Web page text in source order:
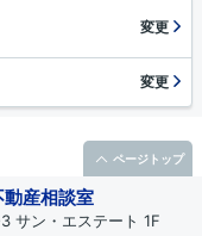
変更
変更
産相談室
サン・エステート 1F
ページトップ